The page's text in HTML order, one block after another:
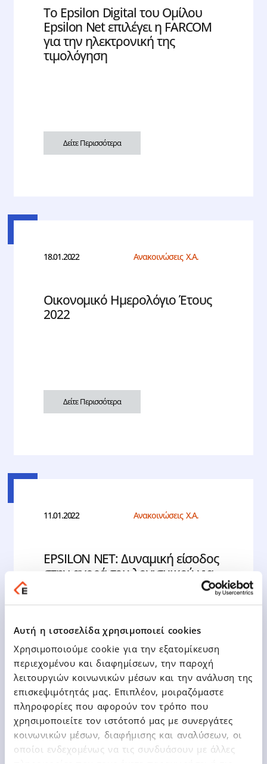
Αυτή η ιστοσελίδα χρησιμοποιεί cookies
Χρησιμοποιούμε cookie για την εξατομίκευση
περιεχομένου και διαφημίσεων, την παροχή
λειτουργιών κοινωνικών μέσων και την ανάλυση της
επισκεψιμότητάς μας. Επιπλέον, μοιραζόμαστε
πληροφορίες που αφορούν τον τρόπο που
χρησιμοποιείτε τον ιστότοπό μας με συνεργάτες
κοινωνικών μέσων, διαφήμισης και αναλύσεων, οι
οποίοι ενδεχομένως να τις συνδυάσουν με άλλες
Tο Epsilon Digital του Ομίλου
Epsilon Net επιλέγει η FARCOM
για την ηλεκτρονική της
τιμολόγηση
Δείτε Περισσότερα
18.01.2022 Ανακοινώσεις Χ.Α.
Οικονομικό Ημερολόγιο Έτους
2022
Δείτε Περισσότερα
11.01.2022 Ανακοινώσεις Χ.Α.
EPSILON NET: Δυναμική είσοδος
στην αγορά του λογισμικού για
φαρμακεία με την εξαγορά του
100% της εταιρίας
Δείτε Περισσότερα